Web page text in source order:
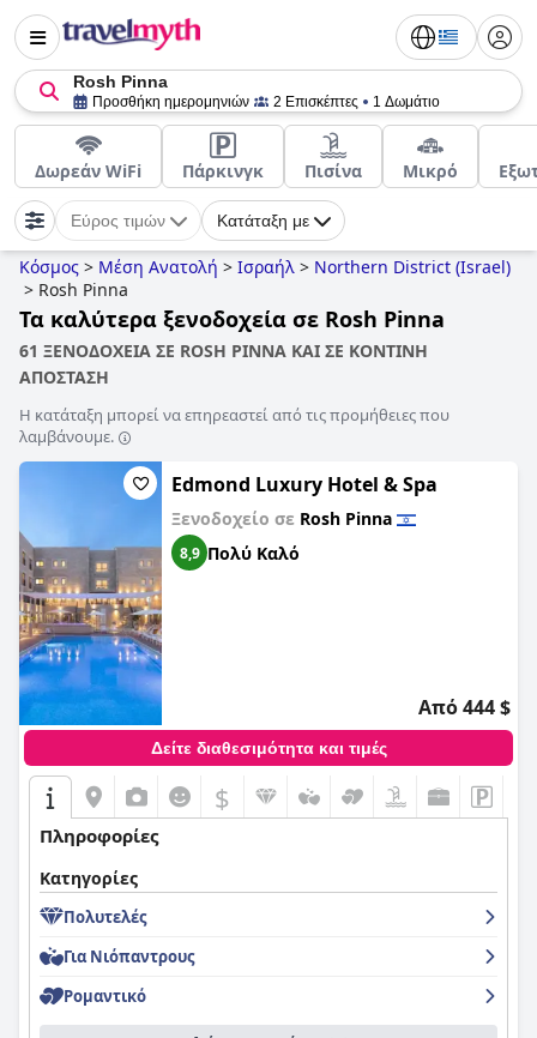
Rosh Pinna
Προσθήκη ημερομηνιών 2 Επισκέπτες 1 Δωμάτιο
Δωρεάν WiFi Πάρκινγκ Πισίνα Μικρό
Εύρος τιμών Κατάταξη με
Κόσμος > Μέση Ανατολή > Ισραήλ > Northern District (Israel)
> Rosh Pinna
Τα καλύτερα ξενοδοχεία σε Rosh Pinna
61 ΞΕΝΟΔΟΧΕΙΑ ΣΕ ROSH PINNA ΚΑΙ ΣΕ ΚΟΝΤΙΝΗ
ΑΠΟΣΤΑΣΗ
Η κατάταξη μπορεί να επηρεαστεί από τις προμήθειες που
λαμβάνουμε.
Edmond Luxury Hotel & Spa
Ξενοδοχείο σε Rosh Pinna
8,9 Πολύ Καλό
Από 444 $
Δείτε διαθεσιμότητα και τιμές
$
Πληροφορίες
Κατηγορίες
Πολυτελές
Για Νιόπαντρους
Ρομαντικό